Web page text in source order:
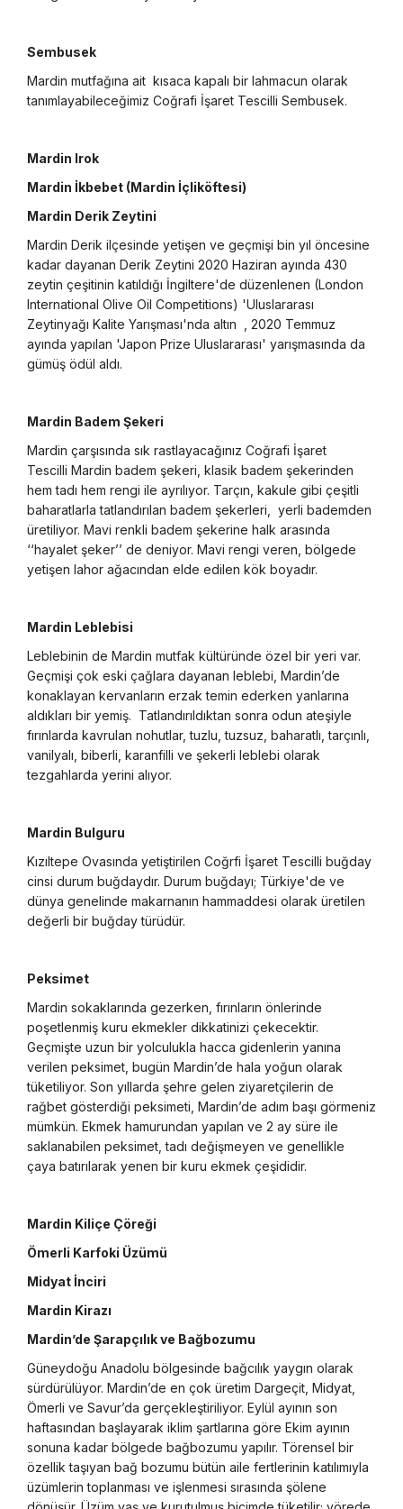
Sembusek
Mardin mutfağına ait kısaca kapalı bir lahmacun olarak
tanımlayabileceğimiz Coğrafi İşaret Tescilli Sembusek.
Mardin Irok
Mardin İkbebet (Mardin İçliköftesi)
Mardin Derik Zeytini
Mardin Derik ilçesinde yetişen ve geçmişi bin yıl öncesine
kadar dayanan Derik Zeytini 2020 Haziran ayında 430
zeytin çeşitinin katıldığı İngiltere'de düzenlenen (London
International Olive Oil Competitions) 'Uluslararası
Zeytinyağı Kalite Yarışması'nda altın , 2020 Temmuz
ayında yapılan 'Japon Prize Uluslararası' yarışmasında da
gümüş ödül aldı.
Mardin Badem Şekeri
Mardin çarşısında sık rastlayacağınız Coğrafi İşaret
Tescilli Mardin badem şekeri, klasik badem şekerinden
hem tadı hem rengi ile ayrılıyor. Tarçın, kakule gibi çeşitli
baharatlarla tatlandırılan badem şekerleri, yerli bademden
üretiliyor. Mavi renkli badem şekerine halk arasında
‘‘hayalet şeker’’ de deniyor. Mavi rengi veren, bölgede
yetişen lahor ağacından elde edilen kök boyadır.
Mardin Leblebisi
Leblebinin de Mardin mutfak kültüründe özel bir yeri var.
Geçmişi çok eski çağlara dayanan leblebi, Mardin’de
konaklayan kervanların erzak temin ederken yanlarına
aldıkları bir yemiş. Tatlandırıldıktan sonra odun ateşiyle
fırınlarda kavrulan nohutlar, tuzlu, tuzsuz, baharatlı, tarçınlı,
vanilyalı, biberli, karanfilli ve şekerli leblebi olarak
tezgahlarda yerini alıyor.
Mardin Bulguru
Kızıltepe Ovasında yetiştirilen Coğrfi İşaret Tescilli buğday
cinsi durum buğdaydır. Durum buğdayı; Türkiye'de ve
dünya genelinde makarnanın hammaddesi olarak üretilen
değerli bir buğday türüdür.
Peksimet
Mardin sokaklarında gezerken, fırınların önlerinde
poşetlenmiş kuru ekmekler dikkatinizi çekecektir.
Geçmişte uzun bir yolculukla hacca gidenlerin yanına
verilen peksimet, bugün Mardin’de hala yoğun olarak
tüketiliyor. Son yıllarda şehre gelen ziyaretçilerin de
rağbet gösterdiği peksimeti, Mardin’de adım başı görmeniz
mümkün. Ekmek hamurundan yapılan ve 2 ay süre ile
saklanabilen peksimet, tadı değişmeyen ve genellikle
çaya batırılarak yenen bir kuru ekmek çeşididir.
Mardin Kiliçe Çöreği
Ömerli Karfoki Üzümü
Midyat İnciri
Mardin Kirazı
Mardin’de Şarapçılık ve Bağbozumu
Güneydoğu Anadolu bölgesinde bağcılık yaygın olarak
sürdürülüyor. Mardin’de en çok üretim Dargeçit, Midyat,
Ömerli ve Savur’da gerçekleştiriliyor. Eylül ayının son
haftasından başlayarak iklim şartlarına göre Ekim ayının
sonuna kadar bölgede bağbozumu yapılır. Törensel bir
özellik taşıyan bağ bozumu bütün aile fertlerinin katılımıyla
üzümlerin toplanması ve işlenmesi sırasında şölene